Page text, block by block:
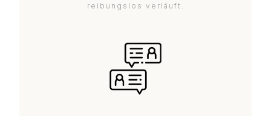
reibungslos verläuft.